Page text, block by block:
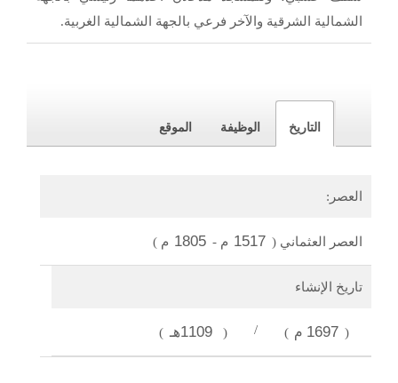
الشمالية الشرقية والآخر فرعي بالجهة الشمالية الغربية.
التاريخ الوظيفة الموقع
العصر:
العصر العثماني (
1517 م -
1805 م )
تاريخ الإنشاء
( 1697م )
/
( 1109هـ )